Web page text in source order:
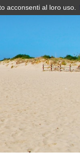
acconsenti al loro uso.